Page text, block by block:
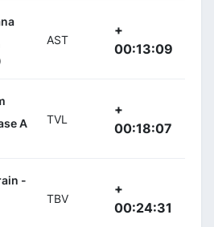
AST
+
00:13:09
A
TVL
+
00:18:07
-
TBV
+
00:24:31